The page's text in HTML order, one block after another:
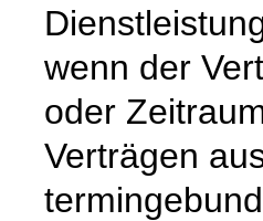
wenn der
oder
Verträgen